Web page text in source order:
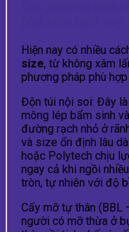
Hiện nay có nhiều
size, từ không xâm
phương pháp phù
Độn túi nội soi: Đây
mông lép bẩm sinh
đường rạch nhỏ ở
và size ổn định lâu
hoặc Polytech chịu
ngay cả khi ngồi
tròn, tự nhiên với độ
Cấy mỡ tự thân (BBL
người có mỡ thừa ở